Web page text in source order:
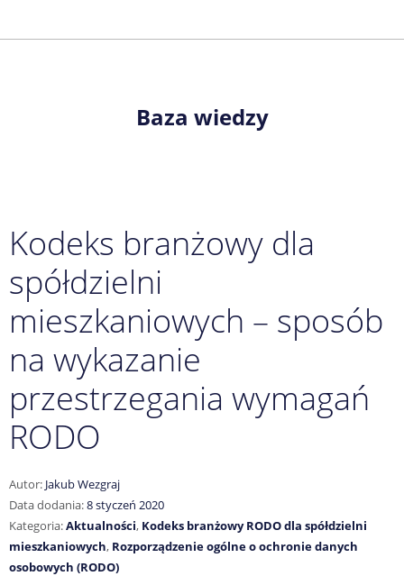
Baza wiedzy
Kodeks branżowy dla
spółdzielni
mieszkaniowych – sposób
na wykazanie
przestrzegania wymagań
RODO
Autor: Jakub Wezgraj
Data dodania:8 styczeń 2020
Kategoria:Aktualności, Kodeks branżowy RODO dla spółdzielni
mieszkaniowych, Rozporządzenie ogólne o ochronie danych
osobowych (RODO)